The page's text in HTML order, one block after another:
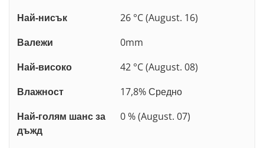
Най-нисък
26 °C (August. 16)
Валежи
0mm
Най-високо
42 °C (August. 08)
Влажност
17,8% Средно
Най-голям шанс за
дъжд
0 % (August. 07)